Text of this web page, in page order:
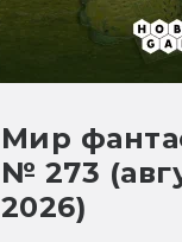
Мир
№ 273
2026)